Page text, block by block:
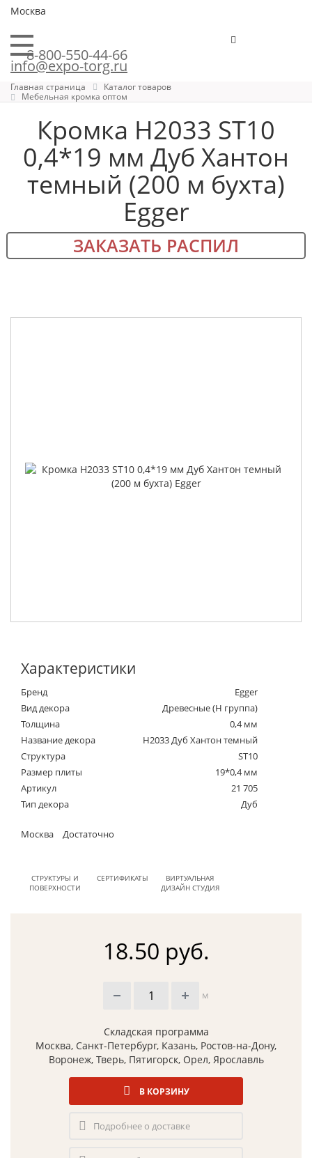
Москва
8-800-550-44-66
info@expo-torg.ru
Главная страница
Каталог товаров
Мебельная кромка оптом
Кромка H2033 ST10
0,4*19 мм Дуб Хантон
темный (200 м бухта)
Egger
ЗАКАЗАТЬ РАСПИЛ
Характеристики
Бренд
Egger
Вид декора
Древесные (Н группа)
Толщина
0,4 мм
Название декора
H2033 Дуб Хантон темный
Структура
ST10
Размер плиты
19*0,4 мм
Артикул
21 705
Тип декора
Дуб
Москва Достаточно
СТРУКТУРЫ И
ПОВЕРХНОСТИ
СЕРТИФИКАТЫ
ВИРТУАЛЬНАЯ
ДИЗАЙН СТУДИЯ
18.50 руб.
м
Складская программа
Москва, Санкт-Петербург, Казань, Ростов-на-Дону,
Воронеж, Тверь, Пятигорск, Орел, Ярославль
В КОРЗИНУ
Подробнее о доставке